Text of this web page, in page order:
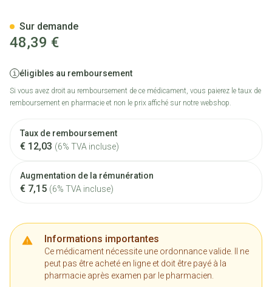
48,39 €
éligibles au remboursement
Si vous avez droit au remboursement de ce médicament, vous paierez le taux de
remboursement en pharmacie et non le prix affiché sur notre webshop.
Taux de remboursement
€ 12,03 (6% TVA incluse)
Augmentation de la rémunération
€ 7,15 (6% TVA incluse)
Informations importantes
Ce médicament nécessite une ordonnance valide. Il ne
peut pas être acheté en ligne et doit être payé à la
pharmacie après examen par le pharmacien.
Sur demande